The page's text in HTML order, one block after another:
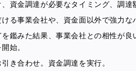
資金調達が必要なタイミング、調達
る事業会社や、資金面以外で強力な
鑑みた結果、事業会社との相性が
始。
き合わせ。資金調達を実行。